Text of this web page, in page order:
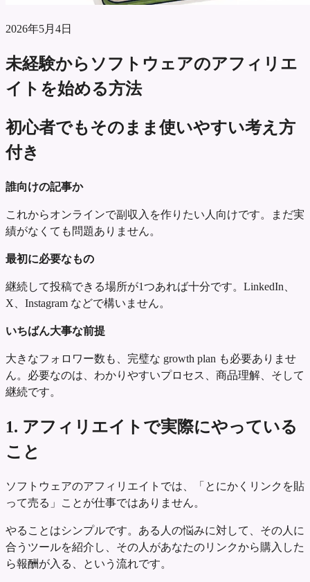
2026年5月4日
未経験からソフトウェアのアフィリエ
イトを始める方法
初心者でもそのまま使いやすい考え方
付き
誰向けの記事か
これからオンラインで副収入を作りたい人向けです。まだ実
績がなくても問題ありません。
最初に必要なもの
継続して投稿できる場所が1つあれば十分です。LinkedIn、
X、Instagram などで構いません。
いちばん大事な前提
大きなフォロワー数も、完璧な growth plan も必要ありませ
ん。必要なのは、わかりやすいプロセス、商品理解、そして
継続です。
1. アフィリエイトで実際にやっている
こと
ソフトウェアのアフィリエイトでは、「とにかくリンクを貼
って売る」ことが仕事ではありません。
やることはシンプルです。ある人の悩みに対して、その人に
合うツールを紹介し、その人があなたのリンクから購入した
ら報酬が入る、という流れです。